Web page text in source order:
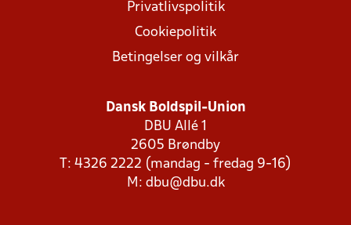
Privatlivspolitik
Cookiepolitik
Betingelser og vilkår
Dansk Boldspil-Union
DBU Allé 1
2605 Brøndby
T: 4326 2222 (mandag - fredag 9-16)
M: dbu@dbu.dk